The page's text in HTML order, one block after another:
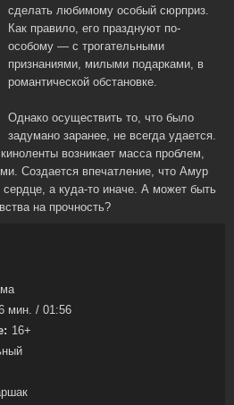
сделать любимому особый сюрприз.
Как правило, его празднуют по-
особому — с трогательными
признаниями, милыми подарками, в
романтической обстановке.
Однако осуществить то, что было
задумано заранее, не всегда удается.
возникает масса проблем,
Создается впечатление, что Амур
а куда-то иначе. А может быть
на прочность?
мин. / 01:56
16+